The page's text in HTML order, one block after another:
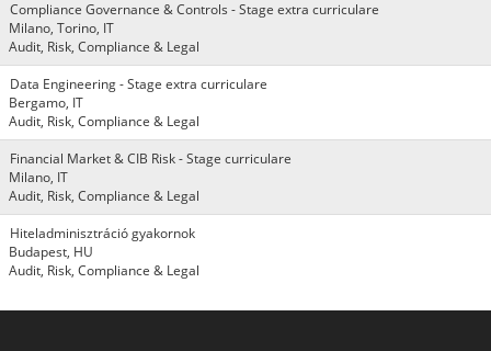
Compliance Governance & Controls - Stage extra curriculare
Milano, Torino, IT
Audit, Risk, Compliance & Legal
Data Engineering - Stage extra curriculare
Bergamo, IT
Audit, Risk, Compliance & Legal
Financial Market & CIB Risk - Stage curriculare
Milano, IT
Audit, Risk, Compliance & Legal
Hiteladminisztráció gyakornok
Budapest, HU
Audit, Risk, Compliance & Legal